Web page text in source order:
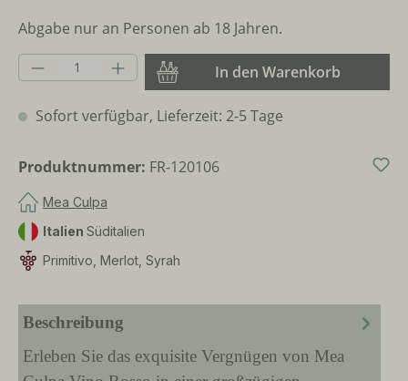
Abgabe nur an Personen ab 18 Jahren.
Produkt Anzahl: Gib den gewünschten
In den Warenkorb
Sofort verfügbar, Lieferzeit: 2-5 Tage
Produktnummer: FR-120106
Mea Culpa
Italien Süditalien
Primitivo, Merlot, Syrah
Beschreibung
Erleben Sie das exquisite Vergnügen von Mea